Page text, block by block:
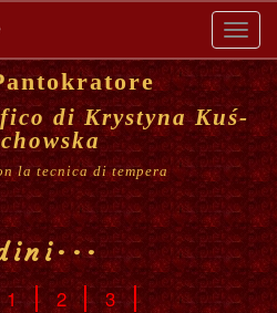
di Krystyna Kuś-
la tecnica di tempera
1 2 3